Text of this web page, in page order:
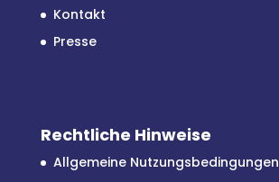
Kontakt
Presse
Rechtliche Hinweise
Allgemeine Nutzungsbedingungen